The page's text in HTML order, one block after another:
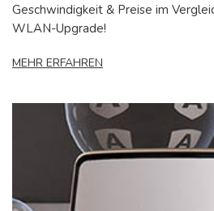
Geschwindigkeit & Preise im
WLAN-Upgrade!
MEHR ERFAHREN